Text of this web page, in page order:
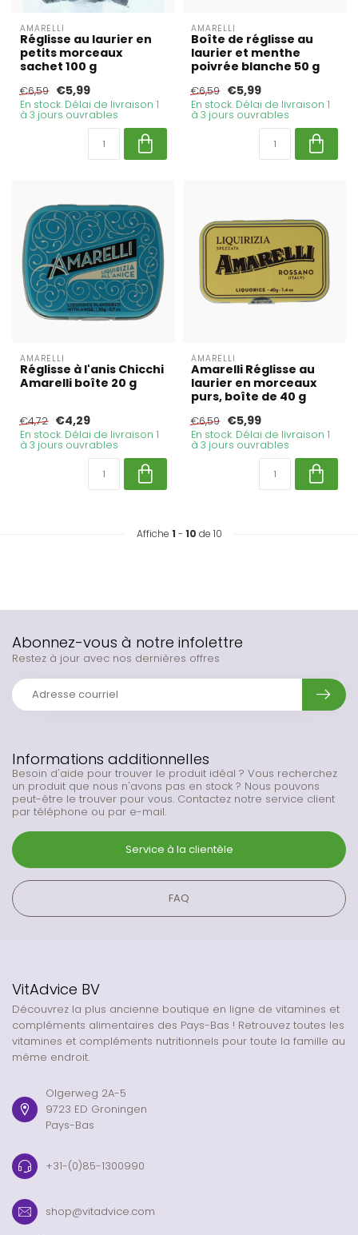
AMARELLI
Réglisse au laurier en
petits morceaux
sachet 100 g
€6,59 €5,99
En stock. Délai de livraison 1
à 3 jours ouvrables
AMARELLI
Boîte de réglisse au
laurier et menthe
poivrée blanche 50 g
€6,59 €5,99
En stock. Délai de livraison 1
à 3 jours ouvrables
AMARELLI
Réglisse à l'anis Chicchi
Amarelli boîte 20 g
€4,72 €4,29
En stock. Délai de livraison 1
à 3 jours ouvrables
AMARELLI
Amarelli Réglisse au
laurier en morceaux
purs, boîte de 40 g
€6,59 €5,99
En stock. Délai de livraison 1
à 3 jours ouvrables
Affiche 1 - 10 de 10
Informations additionnelles
Besoin d'aide pour trouver le produit idéal ? Vous recherchez
un produit que nous n'avons pas en stock ? Nous pouvons
peut-être le trouver pour vous. Contactez notre service client
par téléphone ou par e-mail.
Service à la clientèle
FAQ
Abonnez-vous à notre infolettre
Restez à jour avec nos dernières offres
VitAdvice BV
Découvrez la plus ancienne boutique en ligne de vitamines et
compléments alimentaires des Pays-Bas ! Retrouvez toutes les
vitamines et compléments nutritionnels pour toute la famille au
même endroit.
Olgerweg 2A-5
9723 ED Groningen
Pays-Bas
+31-(0)85-1300990
shop@vitadvice.com